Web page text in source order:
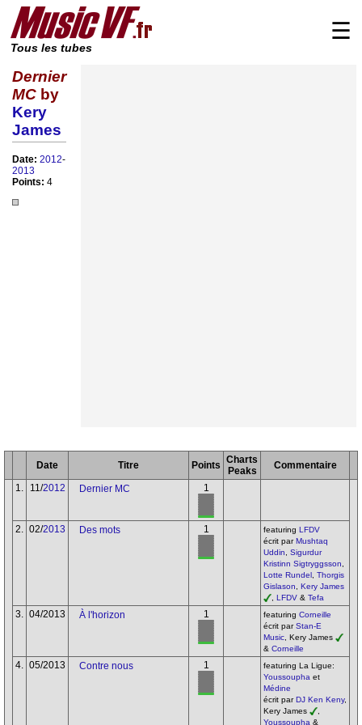
Tous les tubes
☰
Dernier
MC by
Kery
James
Date: 2012-
2013
Points: 4
Date Titre Points Charts
Peaks
Commentaire
1.
11/2012 Dernier MC 1
2. 02/2013 Des mots 1 featuring LFDV
écrit parMushtaq
Uddin
Sigurdur
Kristinn Sigtryggsson
Lotte Rundel Thorgis
Gislason
Kery James
LFDV & Tefa
3. 04/2013 À l'horizon 1 featuring Corneille
écrit parStan-E
Music , Kery James
& Corneille
4. 05/2013 Contre nous 1
featuring La Ligue:
Youssoupha et
Médine
écrit parDJ Ken Keny,
Kery James
Youssoupha &